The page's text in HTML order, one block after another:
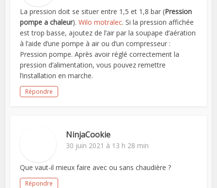
La pression doit se situer entre 1,5 et 1,8 bar (Pression
pompe a chaleur).Wilo motralec. Si la pression affichée
est trop basse, ajoutez de l’air par la soupape d’aération
à l’aide d’une pompe à air ou d’un compresseur :
Pression pompe. Après avoir réglé correctement la
pression d’alimentation, vous pouvez remettre
l’installation en marche.
Répondre
NinjaCookie
30 juin 2021 à 13 h 28 min
Que vaut-il mieux faire avec ou sans chaudière ?
Répondre